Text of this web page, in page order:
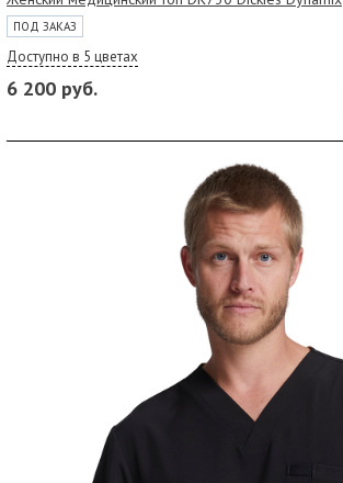
ПОД ЗАКАЗ
Доступно в 5 цветах
6 200 руб.